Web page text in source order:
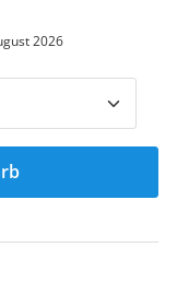
2026